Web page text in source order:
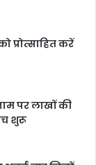
प्रोत्साहित करें
पर लाखों की
शुरू